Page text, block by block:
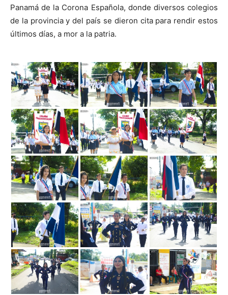
Panamá de la Corona Española, donde diversos colegios
de la provincia y del país se dieron cita para rendir estos
últimos días, a mor a la patria.